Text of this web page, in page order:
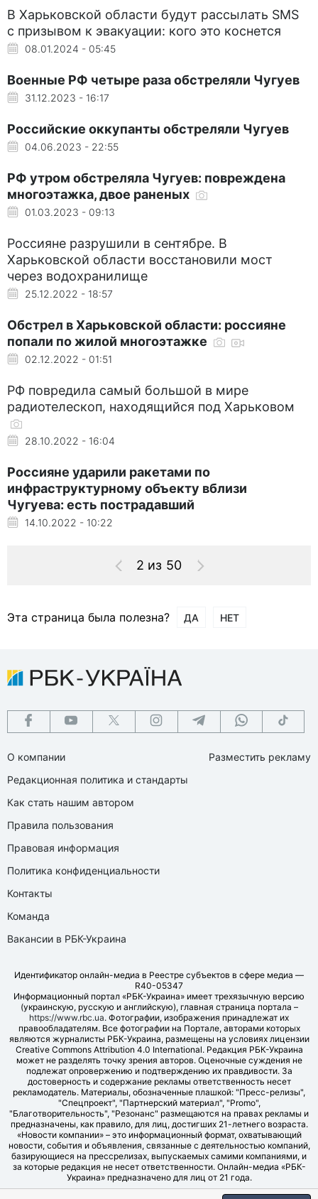
В Харьковской области будут рассылать SMS
с призывом к эвакуации: кого это коснется
08.01.2024 - 05:45
Военные РФ четыре раза обстреляли Чугуев
31.12.2023 - 16:17
Российские оккупанты обстреляли Чугуев
04.06.2023 - 22:55
РФ утром обстреляла Чугуев: повреждена
многоэтажка, двое раненых
01.03.2023 - 09:13
Россияне разрушили в сентябре. В
Харьковской области восстановили мост
через водохранилище
25.12.2022 - 18:57
Обстрел в Харьковской области: россияне
попали по жилой многоэтажке
02.12.2022 - 01:51
РФ повредила самый большой в мире
радиотелескоп, находящийся под Харьковом
28.10.2022 - 16:04
Россияне ударили ракетами по
инфраструктурному объекту вблизи
Чугуева: есть пострадавший
14.10.2022 - 10:22
2 из 50
Эта страница была полезна? ДА НЕТ
О компании
Редакционная политика и стандарты
Как стать нашим автором
Правила пользования
Правовая информация
Политика конфиденциальности
Контакты
Команда
Вакансии в РБК-Украина
Разместить рекламу
Идентификатор онлайн-медиа в Реестре субъектов в сфере медиа —
R40-05347
Информационный портал «РБК-Украина» имеет трехязычную версию
(украинскую, русскую и английскую), главная страница портала –
https://www.rbc.ua. Фотографии, изображения принадлежат их
правообладателям. Все фотографии на Портале, авторами которых
являются журналисты РБК-Украина, размещены на условиях лицензии
Creative Commons Attribution 4.0 International. Редакция РБК-Украина
может не разделять точку зрения авторов. Оценочные суждения не
подлежат опровержению и подтверждению их правдивости. За
достоверность и содержание рекламы ответственность несет
рекламодатель. Материалы, обозначенные плашкой: "Пресс-релизы",
"Спецпроект", "Партнерский материал", "Promo",
"Благотворительность", "Резонанс" размещаются на правах рекламы и
предназначены, как правило, для лиц, достигших 21-летнего возраста.
«Новости компании» – это информационный формат, охватывающий
новости, события и объявления, связанные с деятельностью компаний,
базирующиеся на прессрелизах, выпускаемых самими компаниями, и
за которые редакция не несет ответственности. Онлайн-медиа «РБК-
Украина» предназначено для лиц от 21 года.